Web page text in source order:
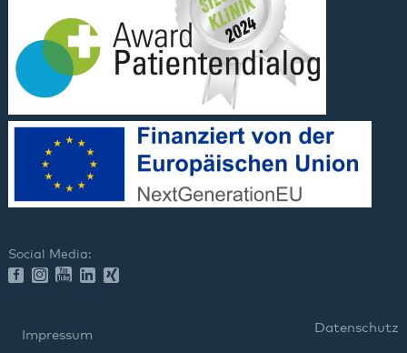
Social Media:
Impressum
Datenschutz